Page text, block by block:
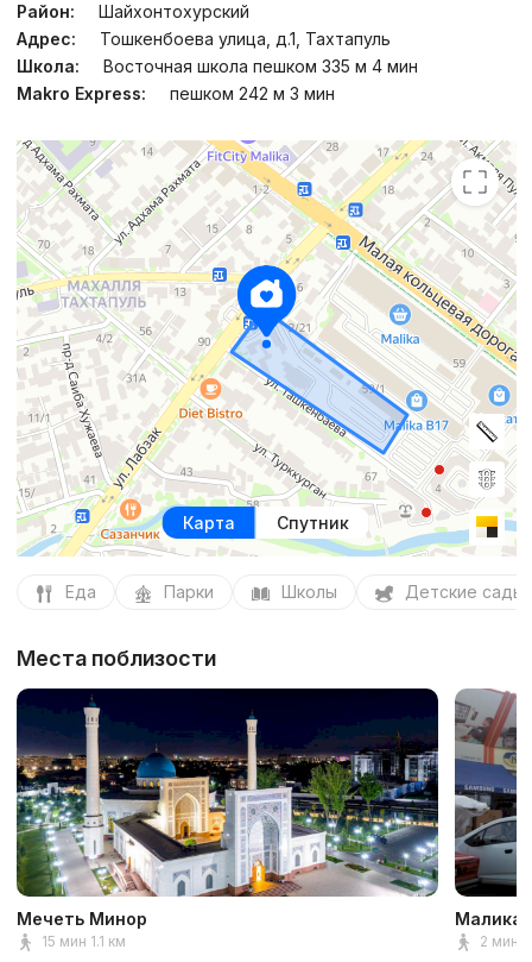
Район:
Шайхонтохурский
Адрес:
Тошкенбоева улица, д.1, Тахтапуль
Школа:
Восточная школа пешком 335 м 4 мин
Makro Express:
пешком 242 м 3 мин
Карта Спутник
Еда Парки Школы Детские сады
Места поблизости
Мечеть Минор
15 мин 1.1 км
Малика
2 мин